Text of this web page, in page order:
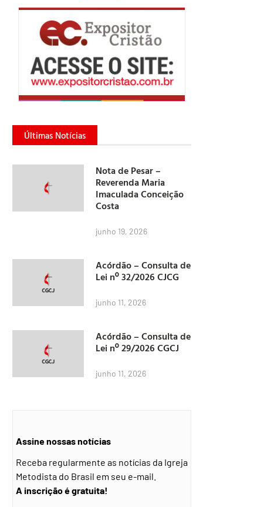
Últimas Notícias
Nota de Pesar –
Reverenda Maria
Imaculada Conceição
Costa
junho 19, 2026
Acórdão – Consulta de
Lei nº 32/2026 CJCG
junho 11, 2026
Acórdão – Consulta de
Lei nº 29/2026 CGCJ
junho 11, 2026
Assine nossas notícias
Receba regularmente as notícias da Igreja
Metodista do Brasil em seu e-mail.
A inscrição é gratuita!